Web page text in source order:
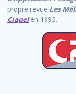
propre revue Les
Crapelen 1993.